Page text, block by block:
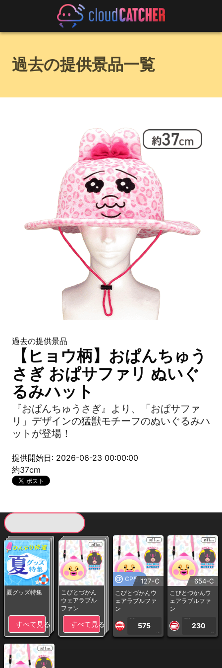
過去の提供景品一覧
過去の提供景品
【ヒョウ柄】おぱんちゅう
さぎ おぱサファリ ぬいぐ
るみハット
『おぱんちゅうさぎ』より、「おぱサファ
リ」デザインの猛獣モチーフのぬいぐるみハ
ットが登場！
提供開始日: 2026-06-23 00:00:00
約37cm
夏グッズ特集
すべて見る
こびとづかん
ウェアラブル
ファン
すべて見る
CP専用127-C
こびとづかんウ
ェアラブルファ
ン
1PLAY
575
CP
654-C
こびとづかんウ
ェアラブルファ
ン
1PLAY
230
CP